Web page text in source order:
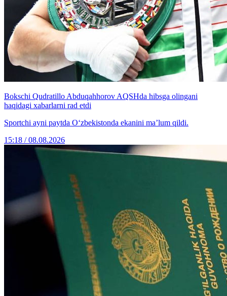
Bokschi Qudratillo Abduqahhorov AQSHda hibsga olingani
haqidagi xabarlarni rad etdi
Sportchi ayni paytda O‘zbekistonda ekanini ma’lum qildi.
15:18 / 08.08.2026